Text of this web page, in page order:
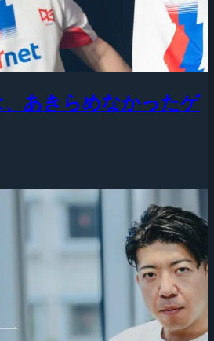
あきらめなかったゲ